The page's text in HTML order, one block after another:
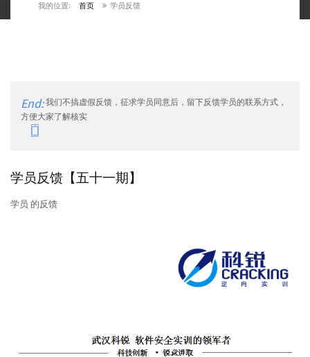
我的位置: 首页 学员反馈
End: 我们不搞虚假反馈，征求学员同意后，留下反馈学员的联系方式，
方便大家了解核实
学员反馈【五十一期】
学员 的反馈